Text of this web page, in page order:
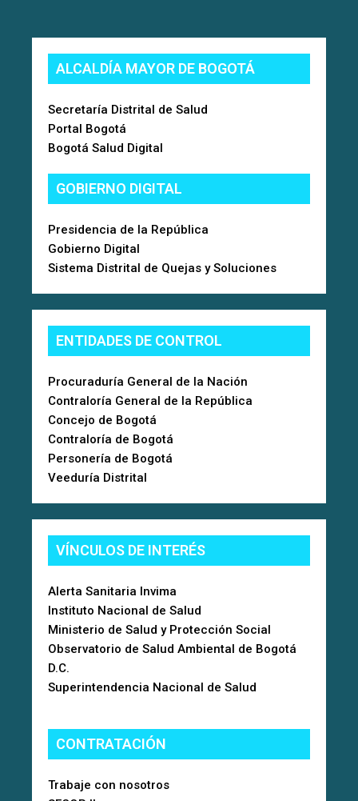
ALCALDÍA MAYOR DE BOGOTÁ
Secretaría Distrital de Salud
Portal Bogotá
Bogotá Salud Digital
GOBIERNO DIGITAL
Presidencia de la República
Gobierno Digital
Sistema Distrital de Quejas y Soluciones
ENTIDADES DE CONTROL
Procuraduría General de la Nación
Contraloría General de la República
Concejo de Bogotá
Contraloría de Bogotá
Personería de Bogotá
Veeduría Distrital
VÍNCULOS DE INTERÉS
Alerta Sanitaria Invima
Instituto Nacional de Salud
Ministerio de Salud y Protección Social
Observatorio de Salud Ambiental de Bogotá
D.C.
Superintendencia Nacional de Salud
CONTRATACIÓN
Trabaje con nosotros